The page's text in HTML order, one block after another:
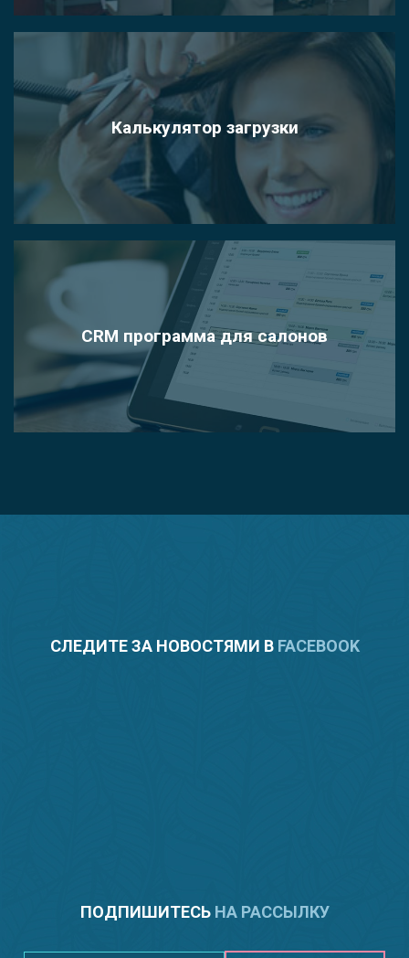
Калькулятор загрузки
CRM программа для салонов
СЛЕДИТЕ ЗА НОВОСТЯМИ В FACEBOOK
ПОДПИШИТЕСЬ НА РАССЫЛКУ